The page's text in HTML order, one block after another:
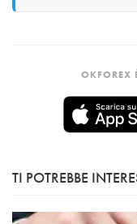
OKFOREX
TI POTREBBE